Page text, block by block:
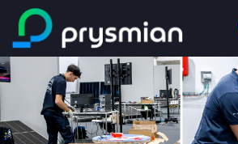
Saltar al contenido
principal
Buscar
Compañía
Mercados